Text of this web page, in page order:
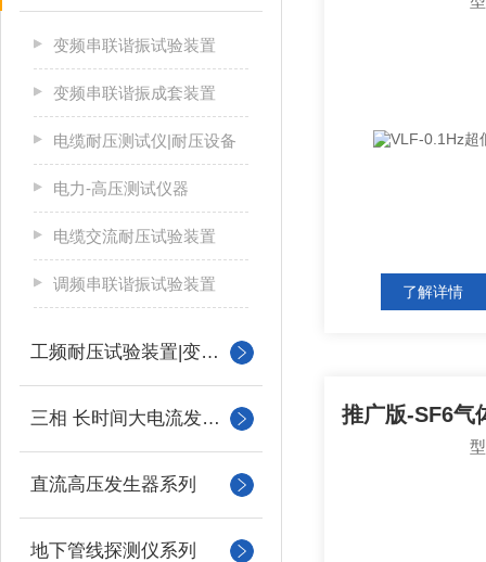
变频串联谐振试验装置
变频串联谐振成套装置
电缆耐压测试仪|耐压设备
电力-高压测试仪器
电缆交流耐压试验装置
调频串联谐振试验装置
工频耐压试验装置|变压器
三相 长时间大电流发生器
直流高压发生器系列
地下管线探测仪系列
了解详情